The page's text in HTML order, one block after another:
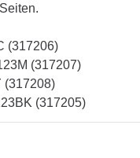
(317206)
(317207)
(317208)
(317205)